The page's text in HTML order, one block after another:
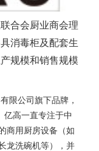
合会厨业商会理
消毒柜及配套生
规模和销售规模
限公司旗下品牌，
亿高一直专注于中
商用厨房设备（如
龙洗碗机等），并